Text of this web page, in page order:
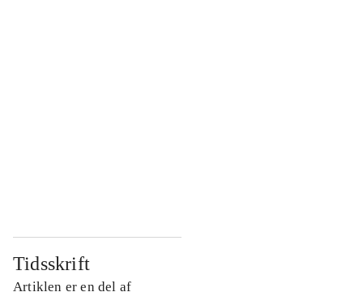
Tidsskrift
Artiklen er en del af